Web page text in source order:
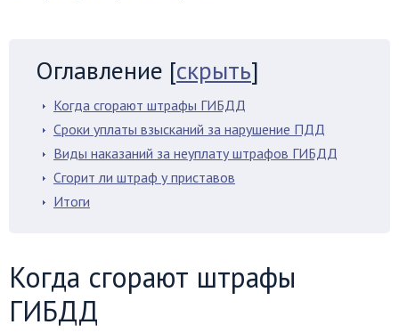
Оглавление [скрыть]
Когда сгорают штрафы ГИБДД
Сроки уплаты взысканий за нарушение ПДД
Виды наказаний за неуплату штрафов ГИБДД
Сгорит ли штраф у приставов
Итоги
Когда сгорают штрафы
ГИБДД